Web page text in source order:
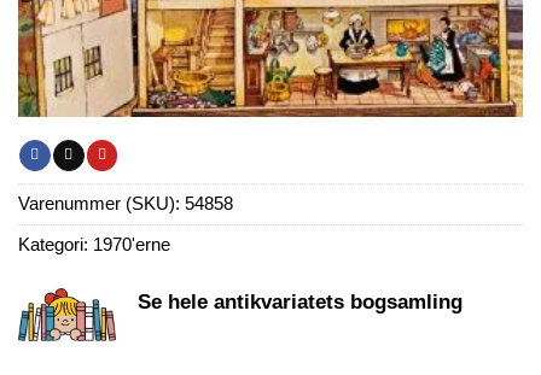
Varenummer (SKU): 54858
Kategori: 1970'erne
Se hele antikvariatets bogsamling